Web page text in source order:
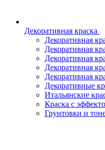
Декоративная краска
Декоративная
Декоративная
Декоративная
Декоративная
Декоративная
Декоративные
Итальянские
Краска с
Грунтовки и